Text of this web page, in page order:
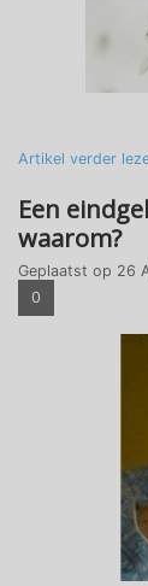
Artikel verder
Een
waarom?
Geplaatst op 26
0